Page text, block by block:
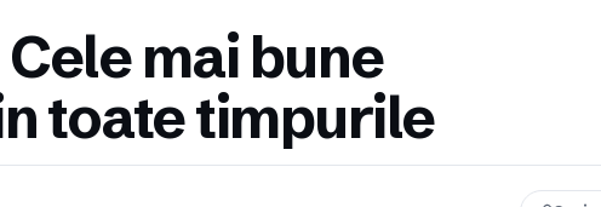
mai bune
toate timpurile